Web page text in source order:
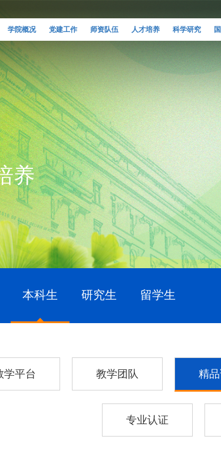
学院概况 党建工作 师资队伍 人才培养 科学研究
养
本科生 研究生 留学生
学平台 教学团队 精
专业认证